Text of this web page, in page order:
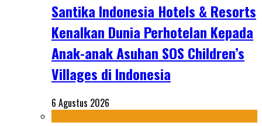
Santika Indonesia Hotels & Resorts
Kenalkan Dunia Perhotelan Kepada
Anak-anak Asuhan SOS Children’s
Villages di Indonesia
6 Agustus 2026